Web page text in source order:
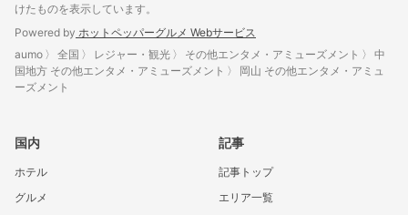
けたものを表示しています。
Powered by ホットペッパーグルメ Webサービス
aumo
全国 レジャー・観光 その他エンタメ・アミューズメント
中
国地方 その他エンタメ・アミューズメント
岡山 その他エンタメ・アミュ
ーズメント
国内
ホテル
グルメ
記事
記事トップ
エリア一覧